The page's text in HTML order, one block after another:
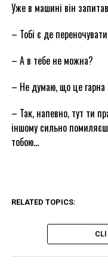
Уже в машині він
– Тобі є де
– А в тебе не можна?
– Не думаю, що це гарна
– Так, напевно, тут ти
іншому сильно
тобою…
RELATED TOPICS: